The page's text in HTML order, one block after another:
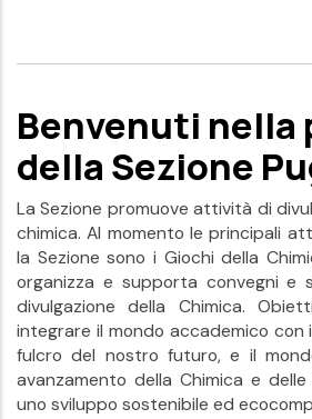
Benvenuti nella
della Sezione
La Sezione promuove attività di
chimica. Al momento le principali
la Sezione sono i Giochi della
organizza e supporta convegni e
divulgazione della Chimica.
integrare il mondo accademico con
fulcro del nostro futuro, e il
avanzamento della Chimica e
uno sviluppo sostenibile ed